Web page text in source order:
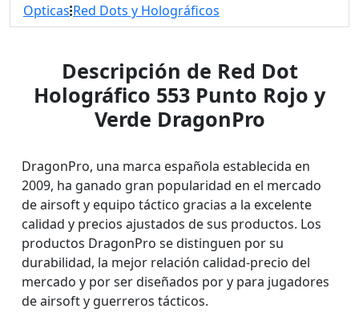
Opticas Red Dots y Holográficos
Descripción de Red Dot
Holográfico 553 Punto Rojo y
Verde DragonPro
DragonPro, una marca española establecida en
2009, ha ganado gran popularidad en el mercado
de airsoft y equipo táctico gracias a la excelente
calidad y precios ajustados de sus productos. Los
productos DragonPro se distinguen por su
durabilidad, la mejor relación calidad-precio del
mercado y por ser diseñados por y para jugadores
de airsoft y guerreros tácticos.